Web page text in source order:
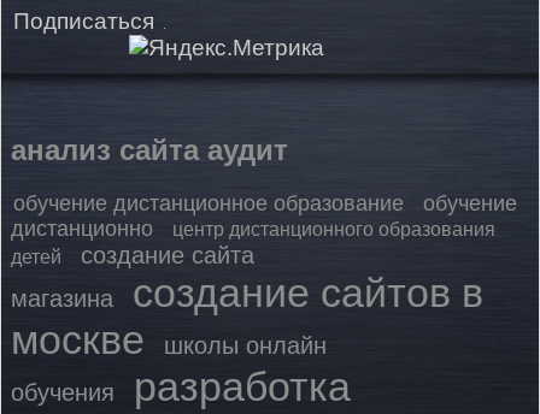
Подписаться
анализ сайта аудит
обучение дистанционное образование
обучение
дистанционно
центр дистанционного образования
детей
создание сайта
магазина
создание сайтов в
москве
школы онлайн
обучения
разработка